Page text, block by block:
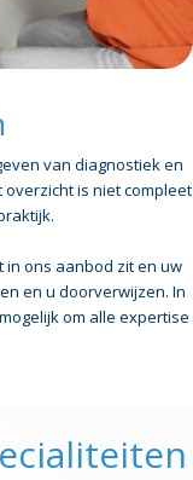
van diagnostiek en
is niet compleet
ons aanbod zit en uw
en u doorverwijzen. In
om alle expertise